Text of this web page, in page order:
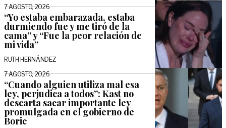
7 AGOSTO, 2026
“Yo estaba embarazada, estaba
durmiendo fue y me tiró de la
cama” y “Fue la peor relación de
mi vida”
RUTH HERNÁNDEZ
7 AGOSTO, 2026
“Cuando alguien utiliza mal esa
ley, perjudica a todos”: Kast no
descarta sacar importante ley
promulgada en el gobierno de
Boric